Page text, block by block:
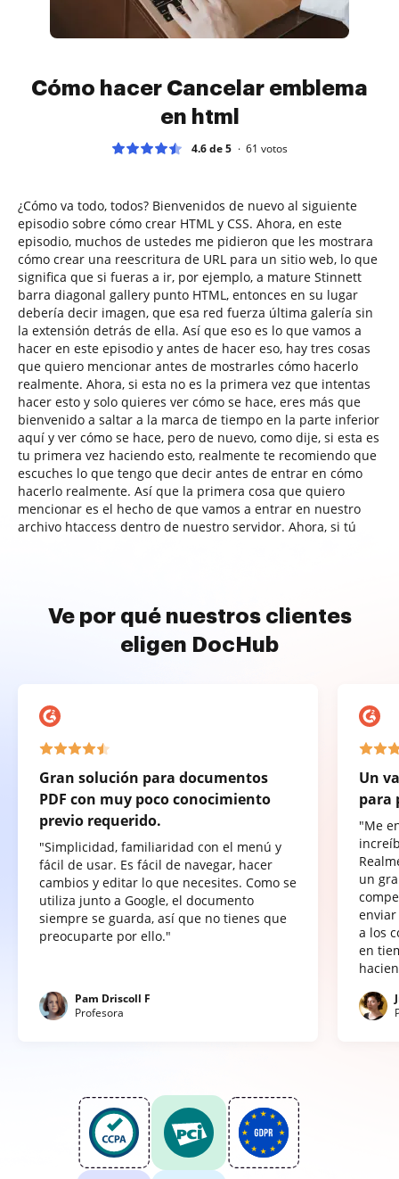
Cómo hacer Cancelar emblema
en html
4.6 de 5 61 votos
¿Cómo va todo, todos? Bienvenidos de nuevo al siguiente
episodio sobre cómo crear HTML y CSS. Ahora, en este
episodio, muchos de ustedes me pidieron que les mostrara
cómo crear una reescritura de URL para un sitio web, lo que
significa que si fueras a ir, por ejemplo, a mature Stinnett
barra diagonal gallery punto HTML, entonces en su lugar
debería decir imagen, que esa red fuerza última galería sin
la extensión detrás de ella. Así que eso es lo que vamos a
hacer en este episodio y antes de hacer eso, hay tres cosas
que quiero mencionar antes de mostrarles cómo hacerlo
realmente. Ahora, si esta no es la primera vez que intentas
hacer esto y solo quieres ver cómo se hace, eres más que
bienvenido a saltar a la marca de tiempo en la parte inferior
aquí y ver cómo se hace, pero de nuevo, como dije, si esta es
tu primera vez haciendo esto, realmente te recomiendo que
escuches lo que tengo que decir antes de entrar en cómo
hacerlo realmente. Así que la primera cosa que quiero
mencionar es el hecho de que vamos a entrar en nuestro
archivo htaccess dentro de nuestro servidor. Ahora, si tú
Ve por qué nuestros clientes
eligen DocHub
Gran solución para documentos
PDF con muy poco conocimiento
previo requerido.
"Simplicidad, familiaridad con el menú y
fácil de usar. Es fácil de navegar, hacer
cambios y editar lo que necesites. Como se
utiliza junto a Google, el documento
siempre se guarda, así que no tienes que
preocuparte por ello."
Pam Driscoll F
Profesora
Un
para
"Me
un
a los
en